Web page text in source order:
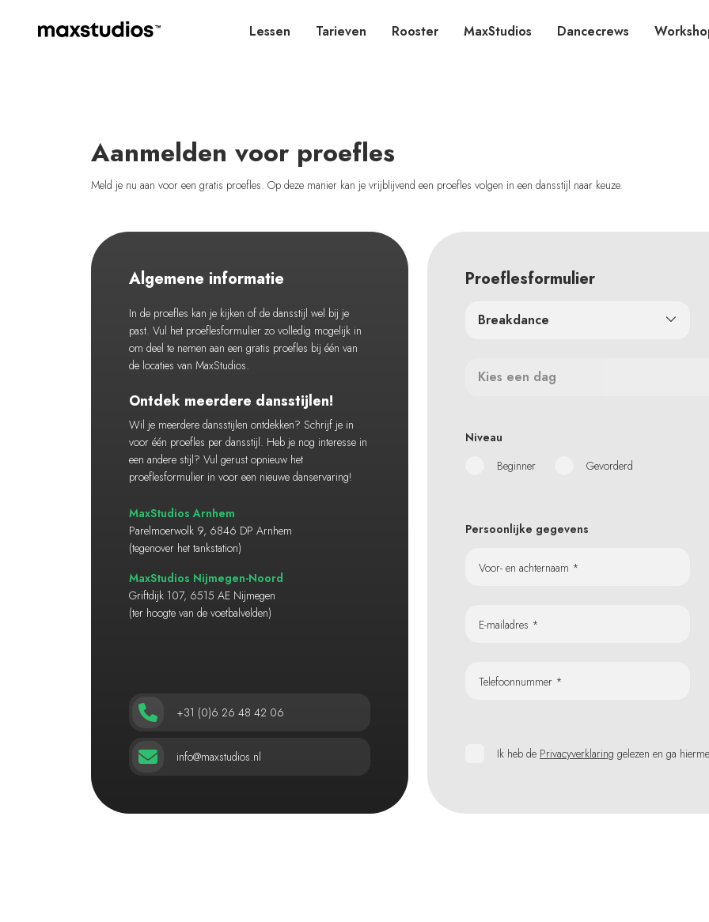
Lessen Tarieven Rooster MaxStudios Dancecrews
Aanmelden voor proefles
Meld je nu aan voor een gratis proefles. Op deze manier kan je vrijblijvend een proefles volgen in een dansstijl naar keuze.
Algemene informatie
In de proefles kan je kijken of de dansstijl wel bij je
past. Vul het proeflesformulier zo volledig mogelijk in
om deel te nemen aan een gratis proefles bij één van
de locaties van MaxStudios.
Ontdek meerdere dansstijlen!
Wil je meerdere dansstijlen ontdekken? Schrijf je in
voor één proefles per dansstijl. Heb je nog interesse in
een andere stijl? Vul gerust opnieuw het
proeflesformulier in voor een nieuwe danservaring!
MaxStudios Arnhem
Parelmoerwolk 9, 6846 DP Arnhem
(tegenover het tankstation)
MaxStudios Nijmegen-Noord
Griftdijk 107, 6515 AE Nijmegen
(ter hoogte van de voetbalvelden)
+31 (0)6 26 48 42 06
info@maxstudios.nl
Proeflesformulier
Breakdance
Kies een dag
Niveau
Beginner
Gevorderd
Persoonlijke gegevens
Voor- en achternaam *
E-mailadres *
Telefoonnummer *
Ik heb de Privacyverklaring gelezen en ga